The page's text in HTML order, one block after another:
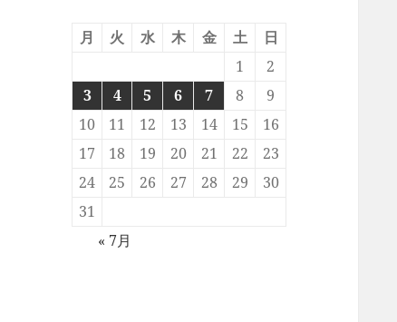
月 火 水 木 金 土
日
1
2
3
4 5 6 7 8
9
10
11 12 13 14 15
16
17
18 19 20 21 22
23
24
25 26 27 28 29
30
31
« 7月